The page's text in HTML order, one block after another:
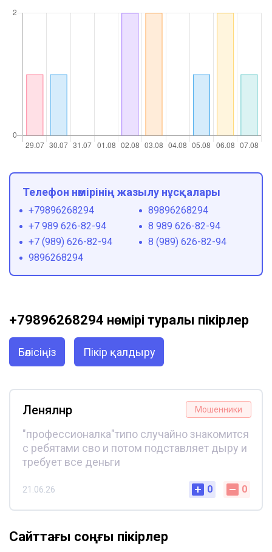
Телефон нөмірінің жазылу нұсқалары
+79896268294
89896268294
+7 989 626-82-94
8 989 626-82-94
+7 (989) 626-82-94
8 (989) 626-82-94
9896268294
+79896268294 нөмірі туралы пікірлер
Бөлісіңіз Пікір қалдыру
Мошенники
Ленялнр
"профессионалка"типо случайно знакомится
с ребятами сво и потом подставляет дыру и
требует все деньги
21.06.26 0 0
Сайттағы соңғы пікірлер